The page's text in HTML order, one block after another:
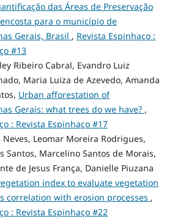
das Áreas de Preservação
para o município de
Gerais, Brasil , Revista Espinhaço :
#13
Ribeiro Cabral, Evandro Luiz
Maria Luiza de Azevedo, Amanda
Urban afforestation of
Gerais: what trees do we have? ,
: Revista Espinhaço #17
Neves, Leomar Moreira Rodrigues,
Santos, Marcelino Santos de Morais,
de Jesus França, Danielle Piuzana
index to evaluate vegetation
correlation with erosion processes ,
: Revista Espinhaço #22